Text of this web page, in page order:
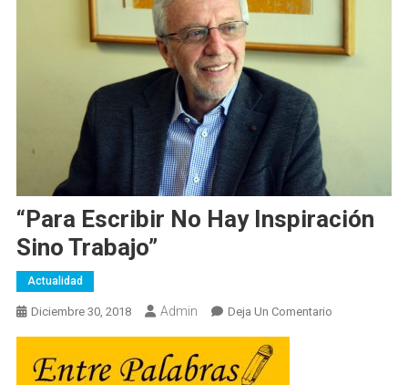
“Para Escribir No Hay Inspiración
Sino Trabajo”
Actualidad
Diciembre 30, 2018 Admin Deja Un ComentarioEn